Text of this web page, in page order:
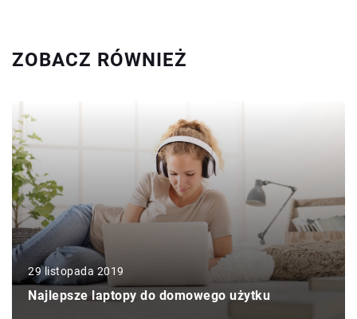
ZOBACZ RÓWNIEŻ
29 listopada 2019
Najlepsze laptopy do domowego użytku